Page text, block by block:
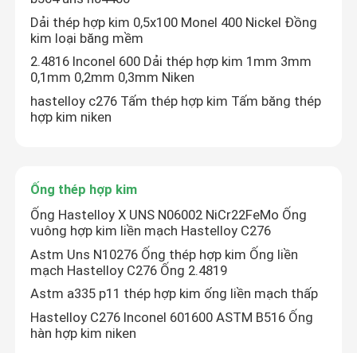
cuộn thép không gỉ
Dải thép không gỉ
dây thép
Thanh thép không gỉ
Dải thép hợp kim
Dải thép hợp kim 0,5x100 Monel 400 Nickel Đồng
kim loại băng mềm
2.4816 Inconel 600 Dải thép hợp kim 1mm 3mm
0,1mm 0,2mm 0,3mm Niken
hastelloy c276 Tấm thép hợp kim Tấm băng thép
hợp kim niken
Ống thép hợp kim
Ống Hastelloy X UNS N06002 NiCr22FeMo Ống
vuông hợp kim liền mạch Hastelloy C276
Astm Uns N10276 Ống thép hợp kim Ống liền
mạch Hastelloy C276 Ống 2.4819
Astm a335 p11 thép hợp kim ống liền mạch thấp
Hastelloy C276 Inconel 601600 ASTM B516 Ống
hàn hợp kim niken